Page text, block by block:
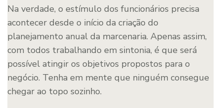
Na verdade, o estímulo dos funcionários precisa
acontecer desde o início da criação do
planejamento anual da marcenaria. Apenas assim,
com todos trabalhando em sintonia, é que será
possível atingir os objetivos propostos para o
negócio. Tenha em mente que ninguém consegue
chegar ao topo sozinho.